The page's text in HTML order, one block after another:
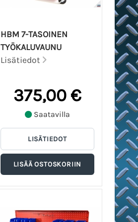
HBM 7-TASOINEN
TYÖKALUVAUNU
Lisätiedot
375,00 €
Saatavilla